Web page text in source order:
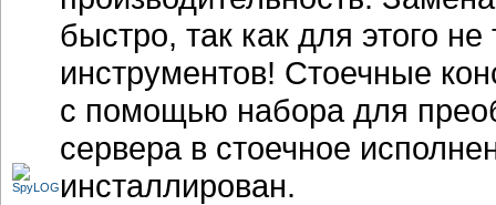
быстро, так как для этого
инструментов! Стоечные
с помощью набора для
сервера в стоечное
инсталлирован.